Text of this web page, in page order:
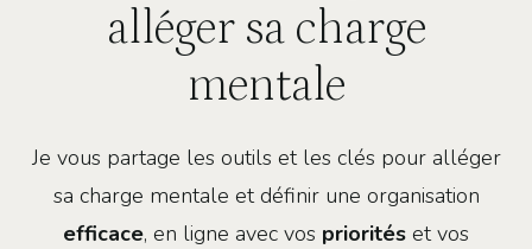
alléger sa charge
mentale
Je vous partage les outils et les clés pour alléger
sa charge mentale et définir une organisation
efficace, en ligne avec vos priorités et vos